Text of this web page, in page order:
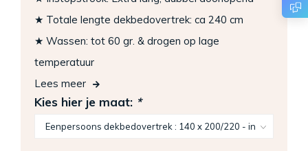
★ Totale lengte dekbedovertrek: ca 240 cm
★ Wassen: tot 60 gr. & drogen op lage
temperatuur
Lees meer
Kies hier je maat: *